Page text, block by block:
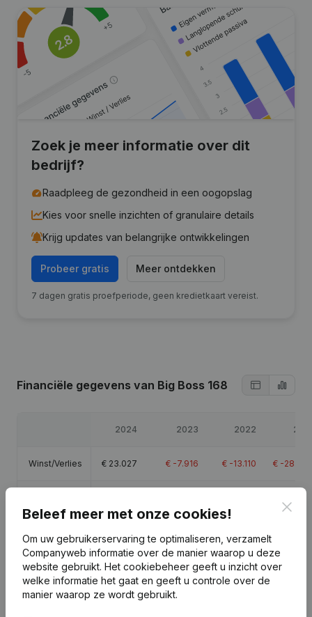
Zoek je meer informatie over dit
bedrijf?
Raadpleeg de gezondheid in een oogopslag
Kies voor snelle inzichten of granulaire details
Krijg updates van belangrijke ontwikkelingen
Probeer gratis Meer ontdekken
7 dagen gratis proefperiode, geen kredietkaart vereist.
Financiële gegevens van Big Boss 168
2024 2023 2022
Winst/Verlies € 23.027 € -7.916 € -13.110 € -
vermogen
-
Brutomarge €89.590 €63.076 € 44.774
Personeel 1,9 2 1,7
Beleef meer met onze cookies!
Om uw gebruikerservaring te optimaliseren, verzamelt
Companyweb informatie over de manier waarop u deze
website gebruikt. Het cookiebeheer geeft u inzicht over
welke informatie het gaat en geeft u controle over de
manier waarop ze wordt gebruikt.